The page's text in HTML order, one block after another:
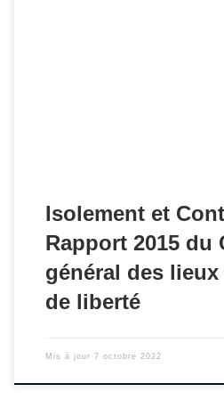
Isolement et
Rapport 2015 du
général des
de liberté
Mis à jour 7 octobre 2022